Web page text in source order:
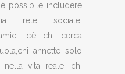
possibile includere
rete sociale,
c’è chi cerca
annette solo
nella vita reale, chi